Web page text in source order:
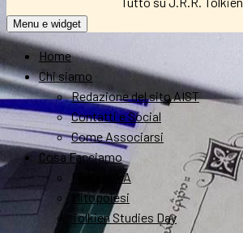
Menu e widget
Home
Chi siamo
Redazione del sito AIST
Contatti e Social
Come Associarsi
Cosa Facciamo
FantastikA
Mitopoiesi
Tolkien Studies Day